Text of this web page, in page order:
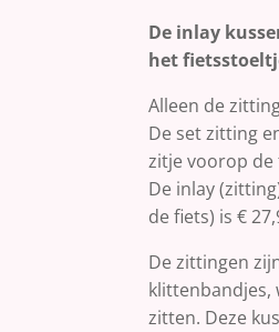
De inlay
het
Alleen de
De set zitting
zitje voorop de
De inlay
de fiets) is €
De zittingen
klittenbandjes,
zitten. Deze